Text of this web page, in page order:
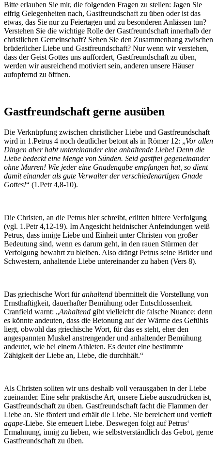
Bitte erlauben Sie mir, die folgenden Fragen zu stellen: Jagen Sie
eifrig Gelegenheiten nach, Gastfreundschaft zu üben oder ist das
etwas, das Sie nur zu Feiertagen und zu besonderen Anlässen tun?
Verstehen Sie die wichtige Rolle der Gastfreundschaft innerhalb der
christlichen Gemeinschaft? Sehen Sie den Zusammenhang zwischen
brüderlicher Liebe und Gastfreundschaft? Nur wenn wir verstehen,
dass der Geist Gottes uns auffordert, Gastfreundschaft zu üben,
werden wir ausreichend motiviert sein, anderen unsere Häuser
aufopfernd zu öffnen.
Gastfreundschaft gerne ausüben
Die Verknüpfung zwischen christlicher Liebe und Gastfreundschaft
wird in 1.Petrus 4 noch deutlicher betont als in Römer 12: „Vor allen
Dingen aber habt untereinander eine anhaltende Liebe! Denn die
Liebe bedeckt eine Menge von Sünden. Seid gastfrei gegeneinander
ohne Murren! Wie jeder eine Gnadengabe empfangen hat, so dient
damit einander als gute Verwalter der verschiedenartigen Gnade
Gottes!“ (1.Petr 4,8-10).
Die Christen, an die Petrus hier schreibt, erlitten bittere Verfolgung
(vgl. 1.Petr 4,12-19). Im Angesicht heidnischer Anfeindungen weiß
Petrus, dass innige Liebe und Einheit unter Christen von großer
Bedeutung sind, wenn es darum geht, in den rauen Stürmen der
Verfolgung bewahrt zu bleiben. Also drängt Petrus seine Brüder und
Schwestern, anhaltende Liebe untereinander zu haben (Vers 8).
Das griechische Wort füranhaltend übermittelt die Vorstellung von
Ernsthaftigkeit, dauerhafter Bemühung oder Entschlossenheit.
Cranfield warnt: „Anhaltend gibt vielleicht die falsche Nuance; denn
es könnte andeuten, dass die Betonung auf der Wärme des Gefühls
liegt, obwohl das griechische Wort, für das es steht, eher den
angespannten Muskel anstrengender und anhaltender Bemühung
andeutet, wie bei einem Athleten. Es deutet eine bestimmte
Zähigkeit der Liebe an, Liebe, die durchhält.“
Als Christen sollten wir uns deshalb voll verausgaben in der Liebe
zueinander. Eine sehr praktische Art, unsere Liebe auszudrücken ist,
Gastfreundschaft zu üben. Gastfreundschaft facht die Flammen der
Liebe an. Sie fördert und erhält die Liebe. Sie bereichert und vertieft
agape-Liebe. Sie erneuert Liebe. Deswegen folgt auf Petrus‘
Ermahnung, innig zu lieben, wie selbstverständlich das Gebot, gerne
Gastfreundschaft zu üben.